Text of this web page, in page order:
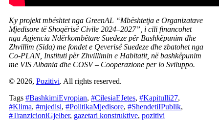
Ky projekt mbështet nga GreenAL “Mbështetja e Organizatave
Mjedisore të Shoqërisë Civile 2024–2027”, i cili financohet
nga Agjencia Ndërkombëtare Suedeze për Bashkëpunim dhe
Zhvillim (Sida) me fondet e Qeverisë Suedeze dhe zbatohet nga
Co-PLAN, Instituti për Zhvillimin e Habitatit, në bashkëpunim
me VIS Albania dhe COSV – Cooperazione per lo Sviluppo.
© 2026, Pozitivi. All rights reserved.
Tags #BashkimiEvropian, #CilesiaEJetes, #Kapitulli27,
#Klima, #mjedisi, #PolitikaMjedisore, #ShendetiIPublik,
#TranzicioniGjelber, gazetari konstruktive, pozitivi